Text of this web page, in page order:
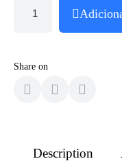
Share on
Description